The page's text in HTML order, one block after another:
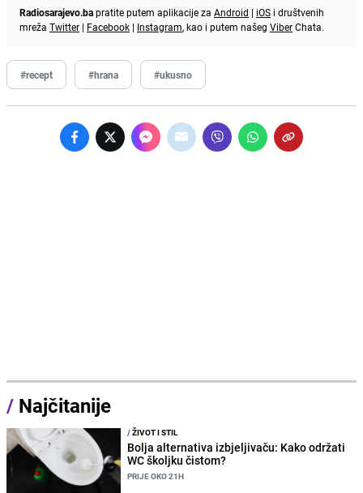
Radiosarajevo.bapratite putem aplikacije za Android | iOS i društvenih
mreža Twitter | Facebook | Instagram, kao i putem našeg ViberChata.
#recept #hrana #ukusno
/ Najčitanije
/ŽIVOT I STIL
Bolja alternativa izbjeljivaču: Kako održati
WC školjku čistom?
PRIJE OKO 21H